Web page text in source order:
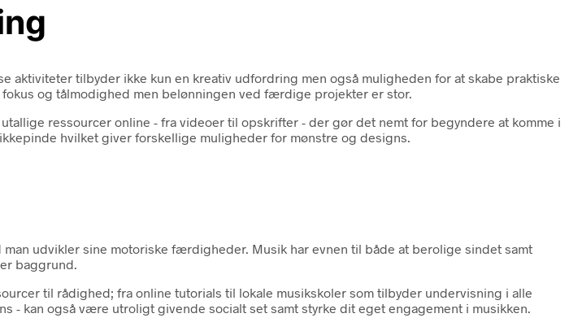
tilbyder ikke kun en kreativ udfordring men også muligheden for at skabe praktiske
og tålmodighed men belønningen ved færdige projekter er stor.
ressourcer online - fra videoer til opskrifter - der gør det nemt for begyndere at komme i
hvilket giver forskellige muligheder for mønstre og designs.
udvikler sine motoriske færdigheder. Musik har evnen til både at berolige sindet samt
baggrund.
til rådighed; fra online tutorials til lokale musikskoler som tilbyder undervisning i alle
- kan også være utroligt givende socialt set samt styrke dit eget engagement i musikken.